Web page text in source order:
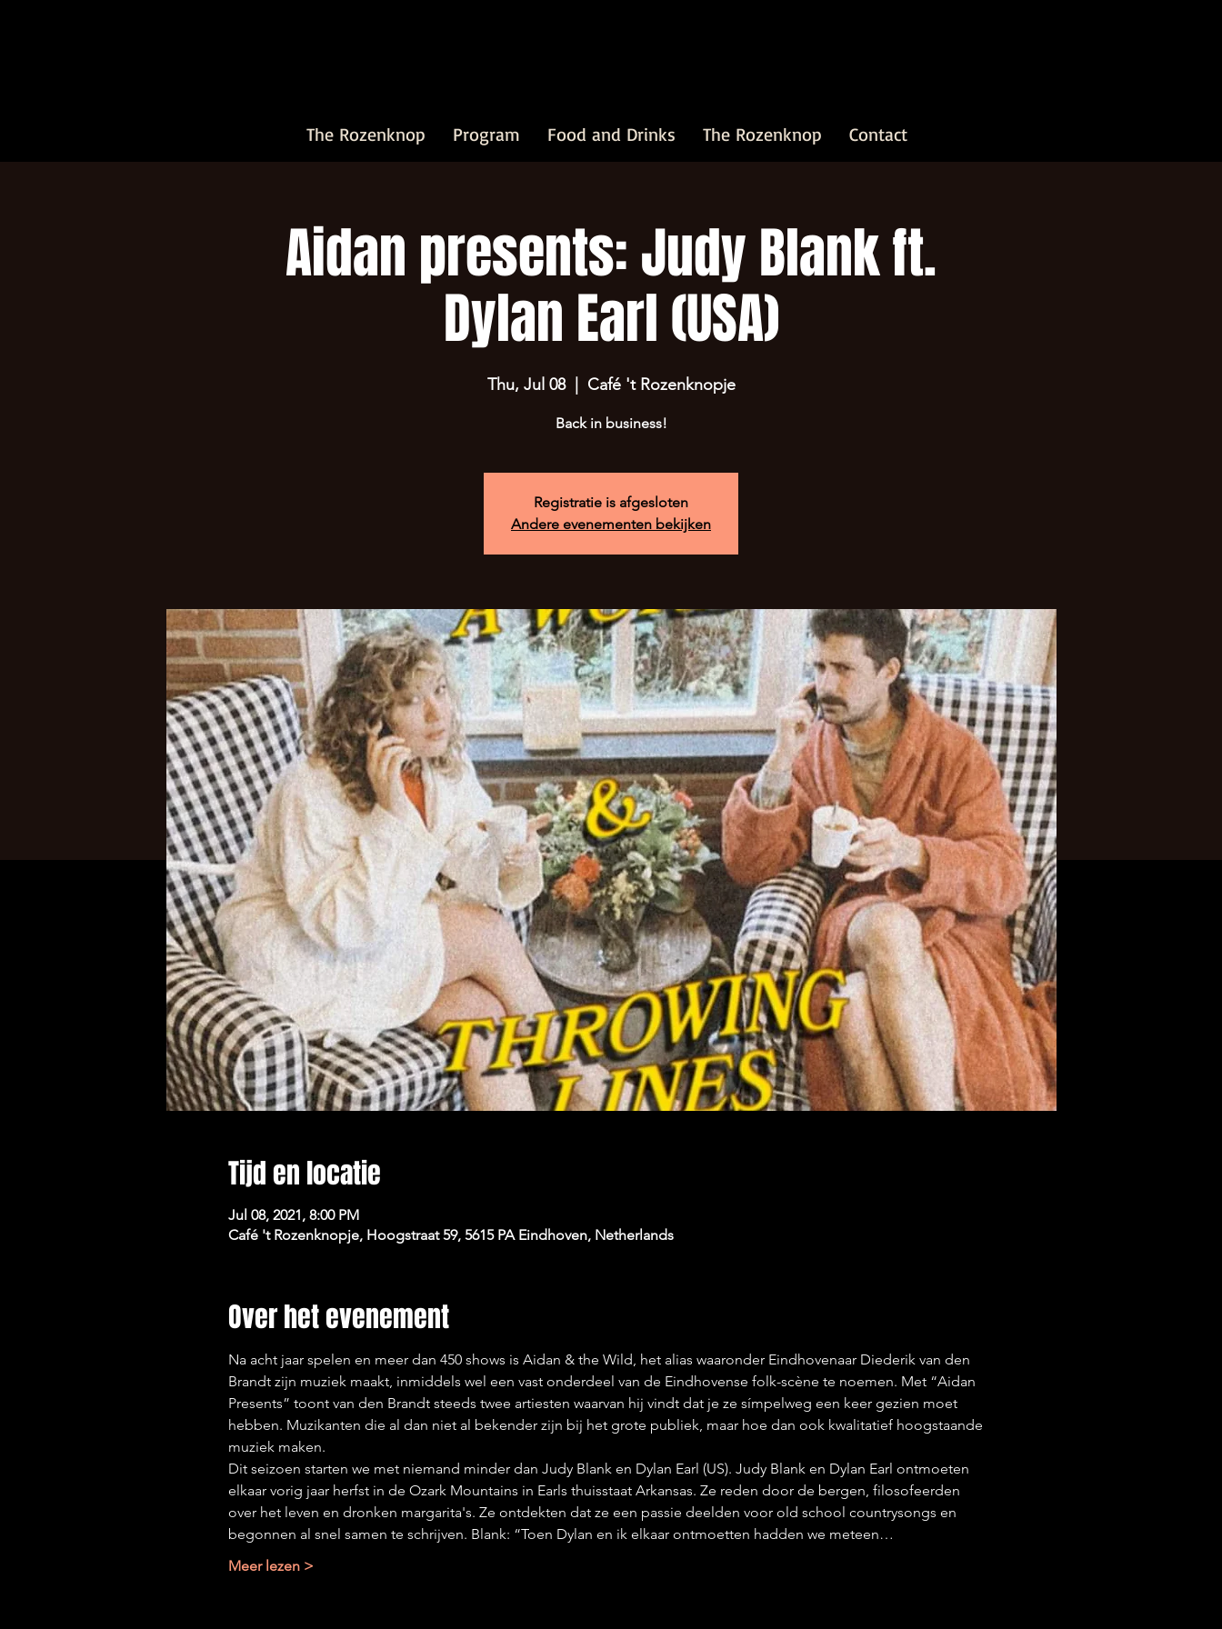
The Rozenknop Program Food and Drinks The Rozenknop Contact
Aidan presents: Judy Blank ft.
Dylan Earl (USA)
Thu, Jul 08
  |
Café 't Rozenknopje
Back in business!
Registratie is afgesloten
Andere evenementen bekijken
Tijd en locatie
Jul 08, 2021, 8:00 PM
Café 't Rozenknopje, Hoogstraat 59, 5615 PA Eindhoven, Netherlands
Over het evenement
Na acht jaar spelen en meer dan 450 shows is Aidan & the Wild, het alias waaronder Eindhovenaar Diederik van den
Brandt zijn muziek maakt, inmiddels wel een vast onderdeel van de Eindhovense folk-scène te noemen. Met “Aidan
Presents” toont van den Brandt steeds twee artiesten waarvan hij vindt dat je ze símpelweg een keer gezien moet
hebben. Muzikanten die al dan niet al bekender zijn bij het grote publiek, maar hoe dan ook kwalitatief hoogstaande
muziek maken.
Dit seizoen starten we met niemand minder dan Judy Blank en Dylan Earl (US). Judy Blank en Dylan Earl ontmoeten
elkaar vorig jaar herfst in de Ozark Mountains in Earls thuisstaat Arkansas. Ze reden door de bergen, filosofeerden
over het leven en dronken margarita's. Ze ontdekten dat ze een passie deelden voor old school countrysongs en
begonnen al snel samen te schrijven. Blank: “Toen Dylan en ik elkaar ontmoetten hadden we meteen…
Meer lezen >